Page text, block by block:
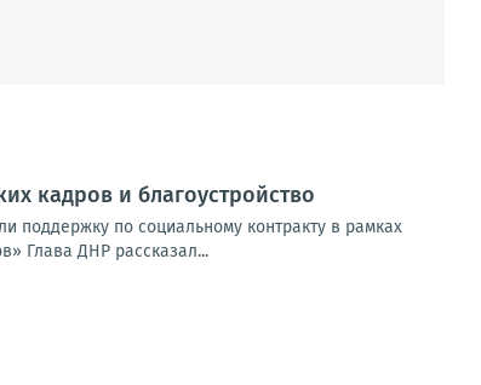
кадров и благоустройство
поддержку по социальному контракту в рамках
Глава ДНР рассказал...